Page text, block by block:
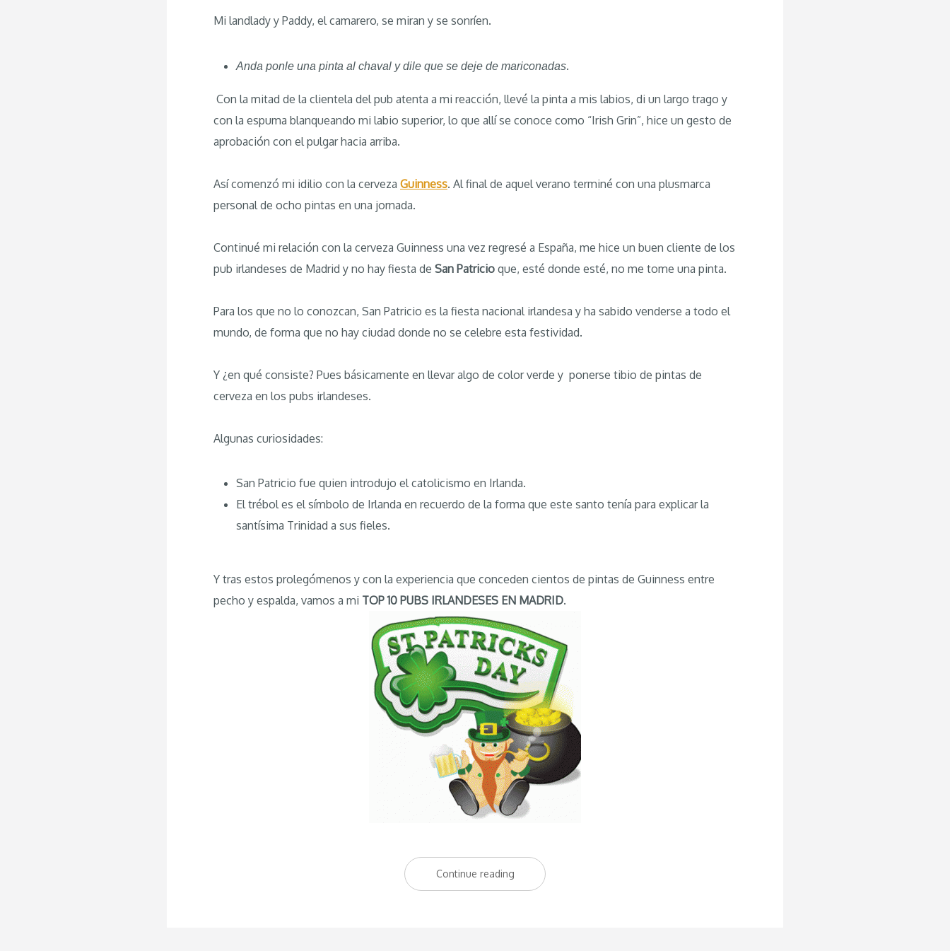
Mi landlady y Paddy, el camarero, se miran y se sonríen.
Anda ponle una pinta al chaval y dile que se deje de mariconadas.
Con la mitad de la clientela del pub atenta a mi reacción, llevé la pinta a mis labios, di un largo trago y
con la espuma blanqueando mi labio superior, lo que allí se conoce como “Irish Grin”, hice un gesto de
aprobación con el pulgar hacia arriba.
Así comenzó mi idilio con la cerveza Guinness. Al final de aquel verano terminé con una plusmarca
personal de ocho pintas en una jornada.
Continué mi relación con la cerveza Guinness una vez regresé a España, me hice un buen cliente de los
pub irlandeses de Madrid y no hay fiesta de San Patricio que, esté donde esté, no me tome una pinta.
Para los que no lo conozcan, San Patricio es la fiesta nacional irlandesa y ha sabido venderse a todo el
mundo, de forma que no hay ciudad donde no se celebre esta festividad.
Y ¿en qué consiste? Pues básicamente en llevar algo de color verde y ponerse tibio de pintas de
cerveza en los pubs irlandeses.
Algunas curiosidades:
San Patricio fue quien introdujo el catolicismo en Irlanda.
El trébol es el símbolo de Irlanda en recuerdo de la forma que este santo tenía para explicar la
santísima Trinidad a sus fieles.
Y tras estos prolegómenos y con la experiencia que conceden cientos de pintas de Guinness entre
pecho y espalda, vamos a mi TOP 10 PUBS IRLANDESES EN MADRID.
Continue reading
10